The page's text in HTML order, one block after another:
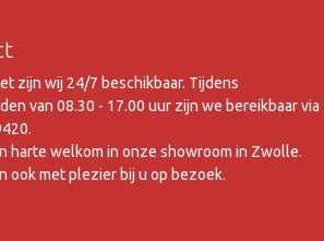
zijn wij 24/7 beschikbaar. Tijdens
van 08.30 - 17.00 uur zijn we bereikbaar via
harte welkom in onze showroom in Zwolle.
ook met plezier bij u op bezoek.